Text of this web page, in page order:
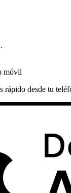
móvil
rápido desde tu